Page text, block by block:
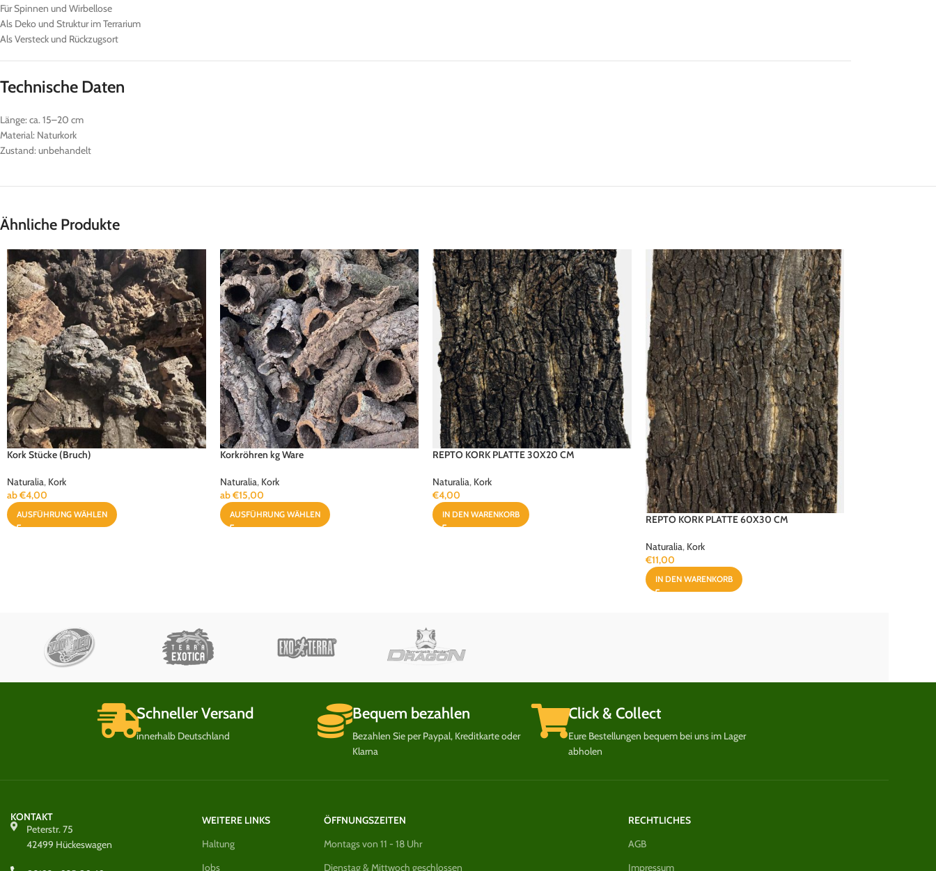
Für Spinnen und Wirbellose
Als Deko und Struktur im Terrarium
Als Versteck und Rückzugsort
Technische Daten
Länge: ca. 15–20 cm
Material: Naturkork
Zustand: unbehandelt
Ähnliche Produkte
Kork Stücke (Bruch)
Naturalia, Kork
ab€4,00
AUSFÜHRUNG WÄHLEN
Korkröhren kg Ware
Naturalia, Kork
ab€15,00
AUSFÜHRUNG WÄHLEN
REPTO KORK PLATTE 30X20 CM
Naturalia, Kork
€4,00
IN DEN WARENKORB REPTO KORK PLATTE 60X30 CM
Naturalia, Kork
€11,00
IN DEN WARENKORB
Schneller Versand
innerhalb Deutschland
Bequem bezahlen
Bezahlen Sie per Paypal, Kreditkarte oder
Klarna
Click & Collect
Eure Bestellungen bequem bei uns im Lager
abholen
KONTAKT
Peterstr. 75
42499 Hückeswagen
WEITERE LINKS
Haltung
Jobs
ÖFFNUNGSZEITEN
Montags von 11 - 18 Uhr
Dienstag & Mittwoch geschlossen
RECHTLICHES
AGB
Impressum